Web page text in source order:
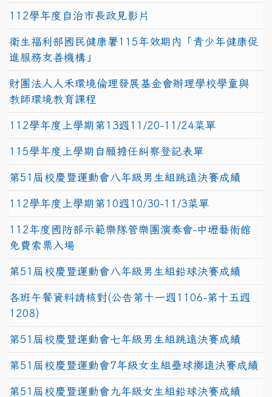
112學年度自治市長政見影片
衛生福利部國民健康署115年效期內「青少年健康促
進服務友善機構」
財團法人人禾環境倫理發展基金會辦理學校學童與
教師環境教育課程
112學年度上學期第13週11/20-11/24菜單
115學年度上學期自願擔任糾察登記表單
第51屆校慶暨運動會八年級男生組跳遠決賽成績
112學年度上學期第10週10/30-11/3菜單
112年度國防部示範樂隊管樂團演奏會-中壢藝術館
免費索票入場
第51屆校慶暨運動會八年級男生組鉛球決賽成績
各班午餐資料請核對(公告第十一週1106-第十五週
1208)
第51屆校慶暨運動會七年級男生組跳遠決賽成績
第51屆校慶暨運動會7年級女生組壘球擲遠決賽成績
第51屆校慶暨運動會九年級女生組鉛球決賽成績